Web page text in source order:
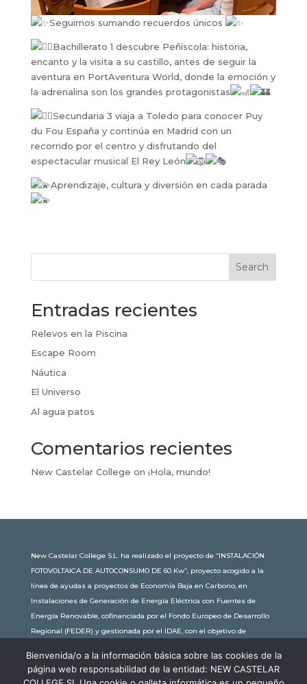
Seguimos sumando recuerdos únicos
Bachillerato 1 descubre Peñíscola: historia,
encanto y la visita a su castillo, antes de seguir la
aventura en PortAventura World, donde la emoción y
la adrenalina son los grandes protagonistas
Secundaria 3 viaja a Toledo para conocer Puy
du Fou España y continúa en Madrid con un
recorrido por el centro y disfrutando del
espectacular musical El Rey León
Aprendizaje, cultura y diversión en cada parada
Search
Entradas recientes
Relevos en la Piscina
Escape Room
Náutica
El Universo
Al agua patos
Comentarios recientes
New Castelar College on ¡Hola, mundo!
New Castelar College S.L. ha realizado el proyecto de “INSTALACIÓN
FOTOVOLTAICA DE AUTOCONSUMO DE 60 Kw”, proyecto acogido a la
línea de ayudas a proyectos de Economía Baja en Carbono, en
Instalaciones de Generación de Energía Eléctrica con Fuentes de
Energía Renovable, cofinanciada por el Fondo Europeo de Desarrollo
Regional (FEDER) y gestionada por el IDAE, con el objetivo de
subvención de 30.245,63€. Con una potencia instalada de 60kW, la
comunidad educativa de New Castelar ahorra al planeta 34,79
Bienvenida/o a la información básica sobre las cookies de la
página web responsabilidad de la entidad: NEW CASTELAR